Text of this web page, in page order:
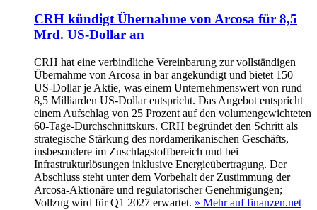
CRH kündigt Übernahme von Arcosa für 8,5
Mrd. US-Dollar an
CRH hat eine verbindliche Vereinbarung zur vollständigen
Übernahme von Arcosa in bar angekündigt und bietet 150
US-Dollar je Aktie, was einem Unternehmenswert von rund
8,5 Milliarden US-Dollar entspricht. Das Angebot entspricht
einem Aufschlag von 25 Prozent auf den volumengewichteten
60-Tage-Durchschnittskurs. CRH begründet den Schritt als
strategische Stärkung des nordamerikanischen Geschäfts,
insbesondere im Zuschlagstoffbereich und bei
Infrastrukturlösungen inklusive Energieübertragung. Der
Abschluss steht unter dem Vorbehalt der Zustimmung der
Arcosa-Aktionäre und regulatorischer Genehmigungen;
Vollzug wird für Q1 2027 erwartet. » Mehr auf finanzen.net